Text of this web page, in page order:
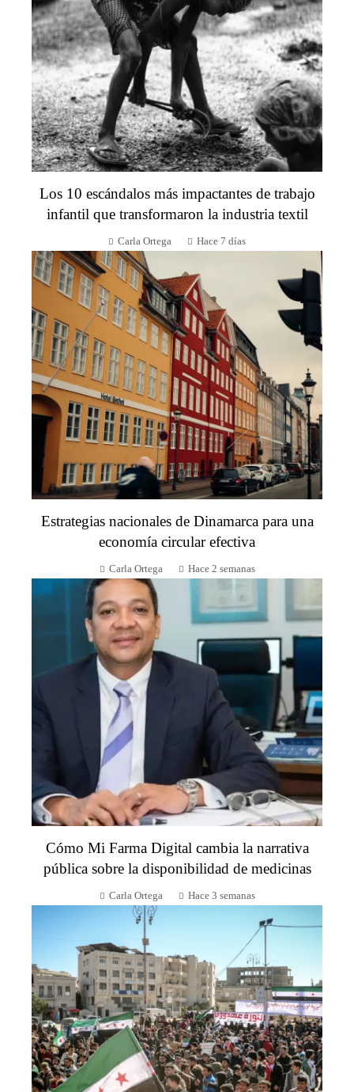
Los 10 escándalos más impactantes de trabajo
infantil que transformaron la industria textil
Carla Ortega Hace 7 días
Estrategias nacionales de Dinamarca para una
economía circular efectiva
Carla Ortega Hace 2 semanas
Cómo Mi Farma Digital cambia la narrativa
pública sobre la disponibilidad de medicinas
Carla Ortega Hace 3 semanas